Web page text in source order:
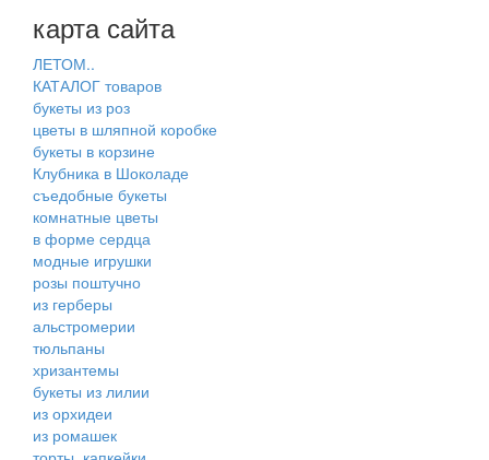
карта сайта
ЛЕТОМ..
КАТАЛОГ товаров
букеты из роз
цветы в шляпной коробке
букеты в корзине
Клубника в Шоколаде
съедобные букеты
комнатные цветы
в форме сердца
модные игрушки
розы поштучно
из герберы
альстромерии
тюльпаны
хризантемы
букеты из лилии
из орхидеи
из ромашек